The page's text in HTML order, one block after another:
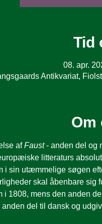
Tid
08. apr.
Antikvariat,
Om
af Faust - anden del og
litteraturs
i sin utæmmelige søgen
skal åbenbare
i 1808, mens den anden
del til dansk og